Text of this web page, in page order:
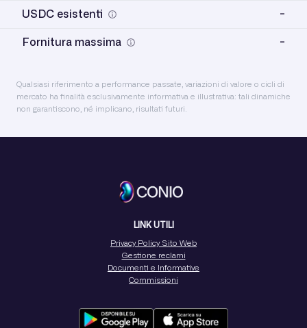
USDC esistenti -
Fornitura massima -
Qualsiasi riferimento a performance passate, variazioni di valore o cicli di
mercato ha finalità esclusivamente informativa e illustrativa: tali dinamiche
non garantiscono, né implicano, risultati futuri.
LINK UTILI
Privacy Policy Sito Web
Gestione reclami
Documenti e Informative
Commissioni